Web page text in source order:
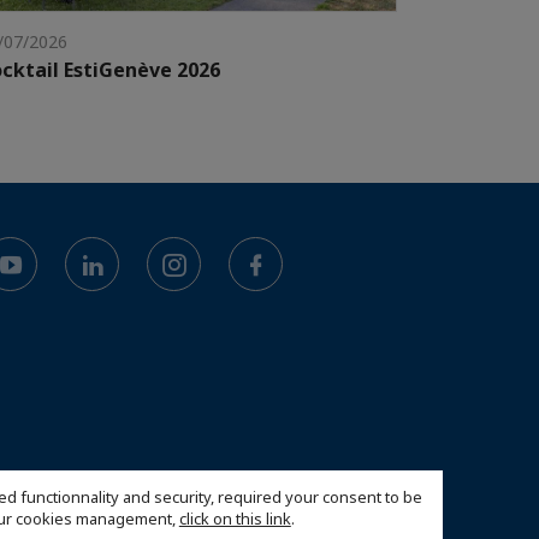
functionnality and security, required your consent to be
cookies management,click on this link.
2026
EstiGenève 2026